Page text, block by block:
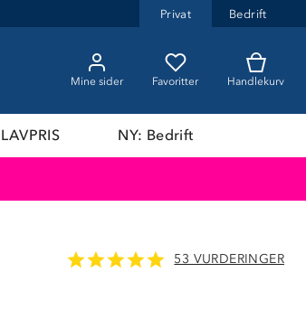
Privat Bedrift
Mine sider Favoritter Handlekurv
LAVPRIS NY: Bedrift
53 VURDERINGER